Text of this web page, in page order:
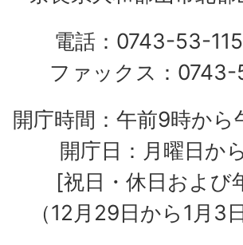
電話：0743-53-
ファックス：
開庁時間：午前9時か
開庁日：月曜日か
[祝日・休日および
（12月29日から1月3